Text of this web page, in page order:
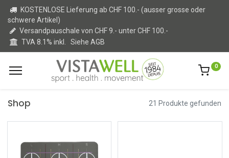
KOSTENLOSE Lieferung ab CHF 100.- (ausser grosse oder
schwere Artikel)
Versandpauschale von CHF 9.- unter CHF 100.-
TVA 8.1% inkl. Siehe AGB
0
Shop 21 Produkte gefunden